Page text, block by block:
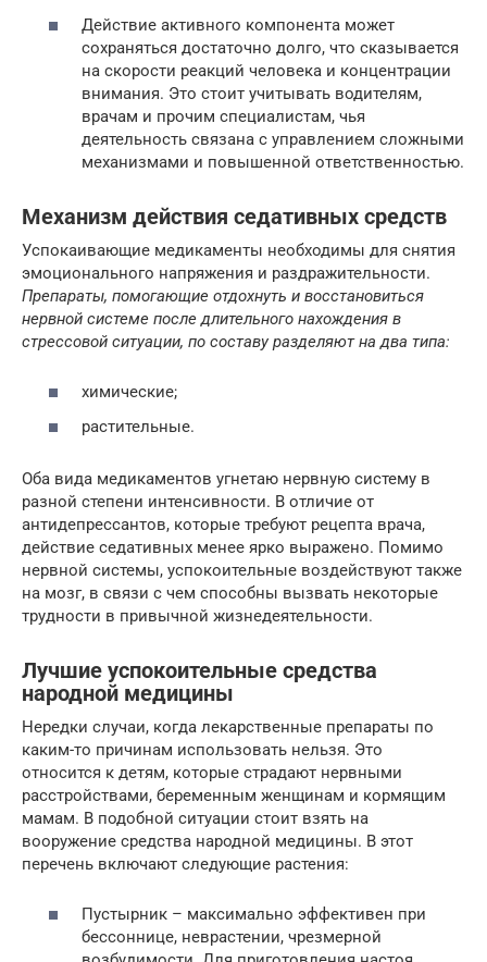
Действие активного компонента может
сохраняться достаточно долго, что сказывается
на скорости реакций человека и концентрации
внимания. Это стоит учитывать водителям,
врачам и прочим специалистам, чья
деятельность связана с управлением сложными
механизмами и повышенной ответственностью.
Механизм действия седативных средств
Успокаивающие медикаменты необходимы для снятия
эмоционального напряжения и раздражительности.
Препараты, помогающие отдохнуть и восстановиться
нервной системе после длительного нахождения в
стрессовой ситуации, по составу разделяют на два типа:
химические;
растительные.
Оба вида медикаментов угнетаю нервную систему в
разной степени интенсивности. В отличие от
антидепрессантов, которые требуют рецепта врача,
действие седативных менее ярко выражено. Помимо
нервной системы, успокоительные воздействуют также
на мозг, в связи с чем способны вызвать некоторые
трудности в привычной жизнедеятельности.
Лучшие успокоительные средства
народной медицины
Нередки случаи, когда лекарственные препараты по
каким-то причинам использовать нельзя. Это
относится к детям, которые страдают нервными
расстройствами, беременным женщинам и кормящим
мамам. В подобной ситуации стоит взять на
вооружение средства народной медицины. В этот
перечень включают следующие растения:
Пустырник – максимально эффективен при
бессоннице, неврастении, чрезмерной